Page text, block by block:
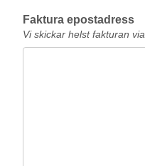
Faktura epostadress
Vi skickar helst fakturan